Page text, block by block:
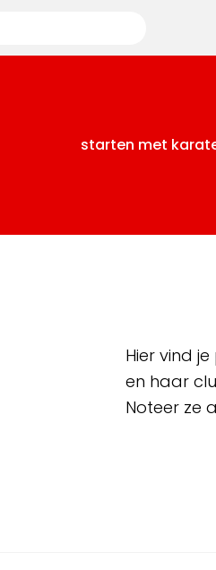
starten met
Hier vind
en haar
Noteer ze